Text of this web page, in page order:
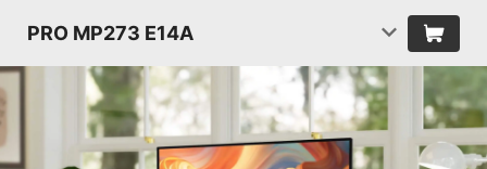
PRO MP273 E14A